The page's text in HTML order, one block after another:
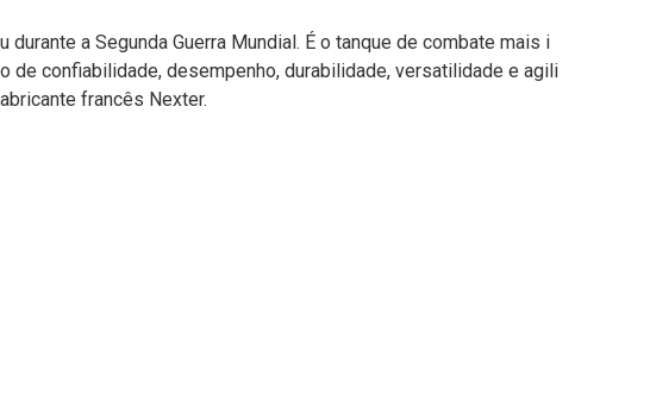
a Segunda Guerra Mundial. É o tanque de combate mais i
de confiabilidade, desempenho, durabilidade, versatilidade e agili
francês Nexter.